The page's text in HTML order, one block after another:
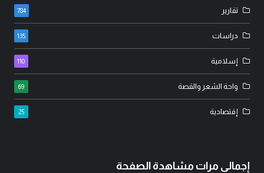
تقارير 784
دراسات 135
إسلامية 110
واحة الشعر والقصة 69
إقتصادية 25
إجمالي مرات مشاهدة الصفحة